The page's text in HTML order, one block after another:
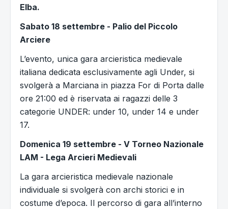
Elba.
Sabato 18 settembre - Palio del Piccolo
Arciere
L’evento, unica gara arcieristica medievale
italiana dedicata esclusivamente agli Under, si
svolgerà a Marciana in piazza For di Porta dalle
ore 21:00 ed è riservata ai ragazzi delle 3
categorie UNDER: under 10, under 14 e under
17.
Domenica 19 settembre - V Torneo Nazionale
LAM - Lega Arcieri Medievali
La gara arcieristica medievale nazionale
individuale si svolgerà con archi storici e in
costume d’epoca. Il percorso di gara all’interno